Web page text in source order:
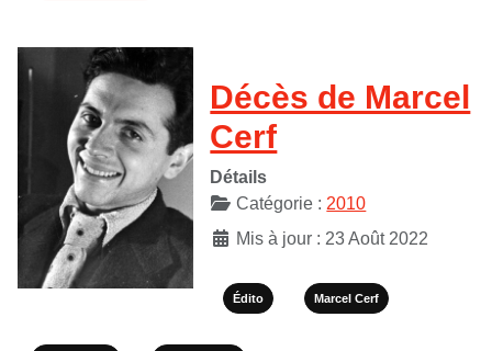
Décès de Marcel
Cerf
Détails
Catégorie : 2010
Mis à jour : 23 Août 2022
Édito Marcel Cerf